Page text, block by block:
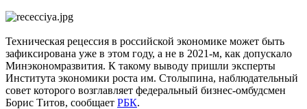
Техническая рецессия в российской экономике может быть
зафиксирована уже в этом году, а не в 2021-м, как допускало
Минэкономразвития. К такому выводу пришли эксперты
Института экономики роста им. Столыпина, наблюдательный
совет которого возглавляет федеральный бизнес-омбудсмен
Борис Титов, сообщает РБК.